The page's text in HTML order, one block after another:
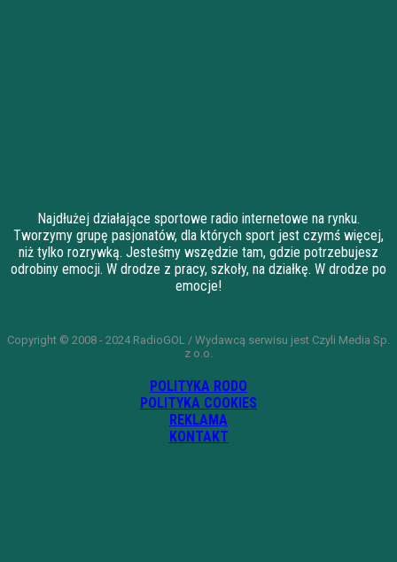
Najdłużej działające sportowe radio internetowe na rynku.
Tworzymy grupę pasjonatów, dla których sport jest czymś więcej,
niż tylko rozrywką. Jesteśmy wszędzie tam, gdzie potrzebujesz
odrobiny emocji. W drodze z pracy, szkoły, na działkę. W drodze po
emocje!
Copyright © 2008 - 2024 RadioGOL / Wydawcą serwisu jest Czyli Media Sp.
z o.o.
POLITYKA RODO
POLITYKA COOKIES
REKLAMA
KONTAKT